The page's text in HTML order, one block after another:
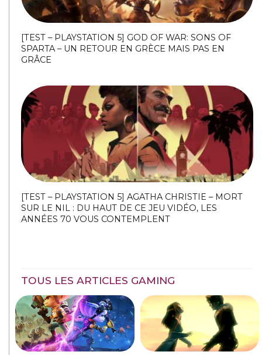
[TEST – PLAYSTATION 5] GOD OF WAR: SONS OF
SPARTA – UN RETOUR EN GRÈCE MAIS PAS EN
GRÂCE
[TEST – PLAYSTATION 5] AGATHA CHRISTIE – MORT
SUR LE NIL : DU HAUT DE CE JEU VIDÉO, LES
ANNÉES 70 VOUS CONTEMPLENT
TOUS LES ARTICLES GAMING